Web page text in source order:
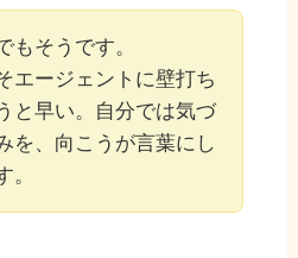
もそうです。
エージェントに壁打ち
と早い。自分では気づ
を、向こうが言葉にし
。